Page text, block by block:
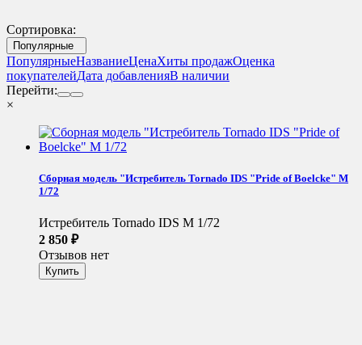
Сортировка:
Популярные
ПопулярныеНазваниеЦенаХиты продажОценка
покупателейДата добавленияВ наличии
Перейти:
×
Сборная модель "Истребитель Tornado IDS "Pride of Boelcke" М
1/72
Истребитель Tornado IDS М 1/72
2 850 ₽
Отзывов нет